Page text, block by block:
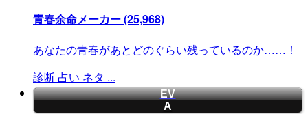
青春余命メーカー(25,968)
あなたの青春があとどのぐらい残っているのか……！
診断 占い ネタ ...
EV
A